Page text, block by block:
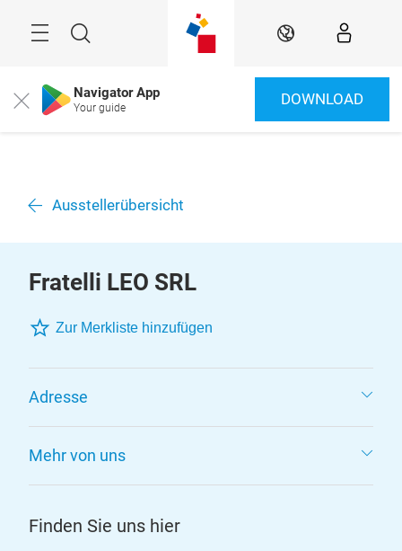
Suche DE
Close Navigator App
Your guide DOWNLOAD
Ausstellerübersicht
Fratelli LEO SRL
Zur Merkliste hinzufügen
Adresse
Mehr von uns
Finden Sie uns hier